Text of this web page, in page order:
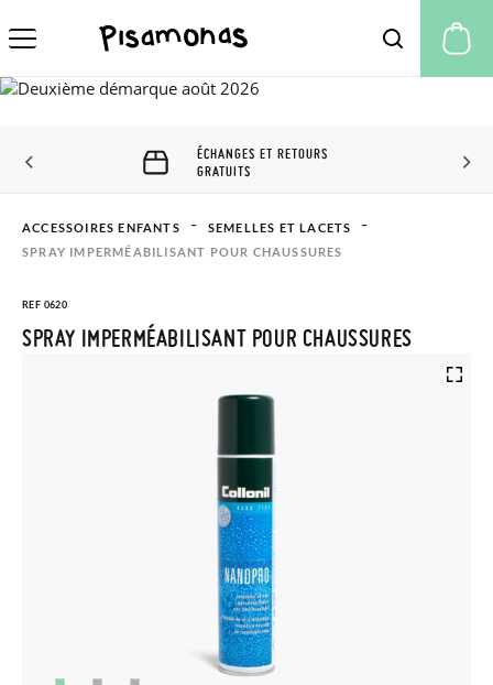
ÉCHANGES ET RETOURS
GRATUITS
ACCESSOIRES ENFANTS
SEMELLES ET LACETS
SPRAY IMPERMÉABILISANT POUR CHAUSSURES
REF 0620
SPRAY IMPERMÉABILISANT POUR CHAUSSURES